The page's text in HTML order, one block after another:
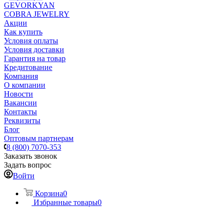
GEVORKYAN
COBRA JEWELRY
Акции
Как купить
Условия оплаты
Условия доставки
Гарантия на товар
Кредитование
Компания
О компании
Новости
Вакансии
Контакты
Реквизиты
Блог
Оптовым партнерам
8 (800) 7070-353
Заказать звонок
Задать вопрос
Войти
Корзина0
Избранные товары0